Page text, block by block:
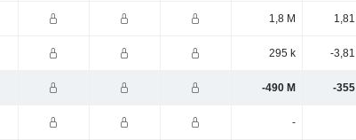
1,8 M 1,81
295 k -3,81
-490 M -355
-